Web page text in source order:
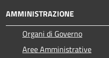
AMMINISTRAZIONE
Organi di Governo
Aree Amministrative